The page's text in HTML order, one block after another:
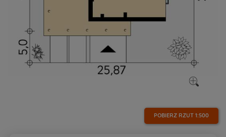
POBIERZ RZUT 1:500